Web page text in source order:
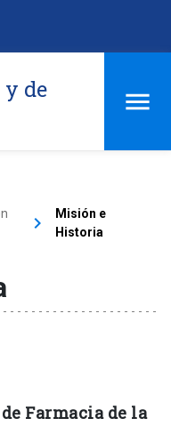
de
keyboard_arrow_right
Misión e
Historia
Farmacia de la